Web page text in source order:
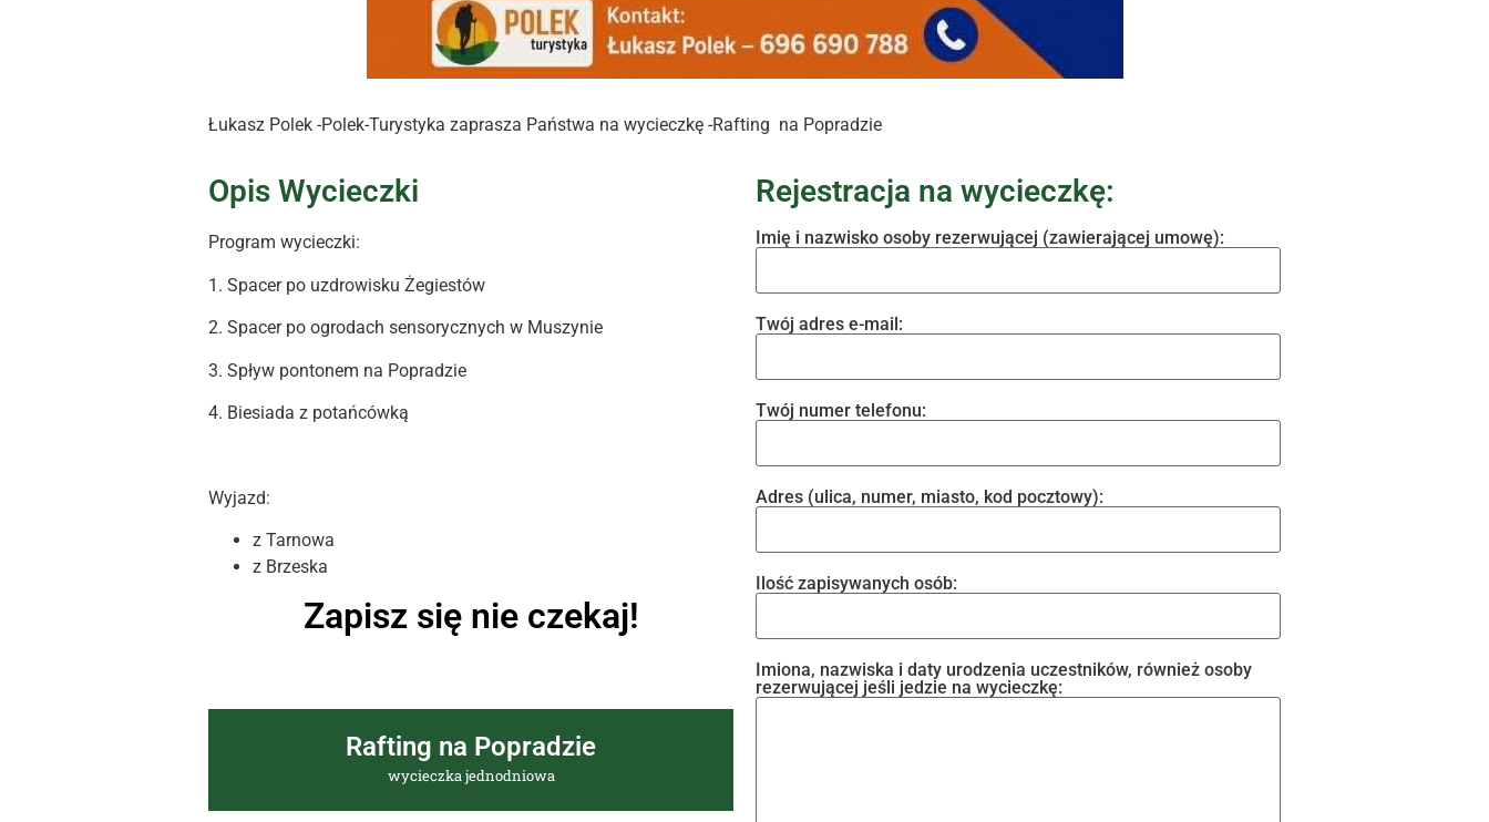
Łukasz Polek -Polek-Turystyka zaprasza Państwa na wycieczkę -Rafting na Popradzie
Opis Wycieczki
Program wycieczki:
1. Spacer po uzdrowisku Żegiestów
2. Spacer po ogrodach sensorycznych w Muszynie
3. Spływ pontonem na Popradzie
4. Biesiada z potańcówką
Wyjazd:
z Tarnowa
z Brzeska
Zapisz się nie czekaj!
Rafting na Popradzie
wycieczka jednodniowa
Rejestracja na wycieczkę:
Imię i nazwisko osoby rezerwującej (zawierającej umowę):
Twój adres e-mail:
Twój numer telefonu:
Adres (ulica, numer, miasto, kod pocztowy):
Ilość zapisywanych osób:
Imiona, nazwiska i daty urodzenia uczestników, również osoby
rezerwującej jeśli jedzie na wycieczkę: